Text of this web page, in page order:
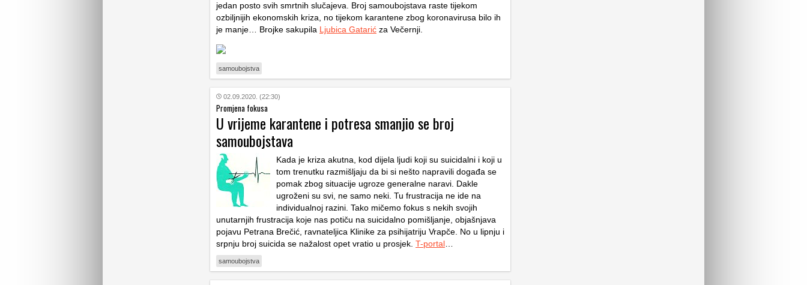
jedan posto svih smrtnih slučajeva. Broj samoubojstava raste tijekom
ozbiljnijih ekonomskih kriza, no tijekom karantene zbog koronavirusa bilo ih
je manje… Brojke sakupila Ljubica Gatarić za Večernji.
samoubojstva
02.09.2020. (22:30)
Promjena fokusa
U vrijeme karantene i potresa smanjio se broj
samoubojstava
Kada je kriza akutna, kod dijela ljudi koji su suicidalni i koji u
tom trenutku razmišljaju da bi si nešto napravili događa se
pomak zbog situacije ugroze generalne naravi. Dakle
ugroženi su svi, ne samo neki. Tu frustracija ne ide na
individualnoj razini. Tako mičemo fokus s nekih svojih
unutarnjih frustracija koje nas potiču na suicidalno pomišljanje, objašnjava
pojavu Petrana Brečić, ravnateljica Klinike za psihijatriju Vrapče. No u lipnju i
srpnju broj suicida se nažalost opet vratio u prosjek. T-portal
samoubojstva